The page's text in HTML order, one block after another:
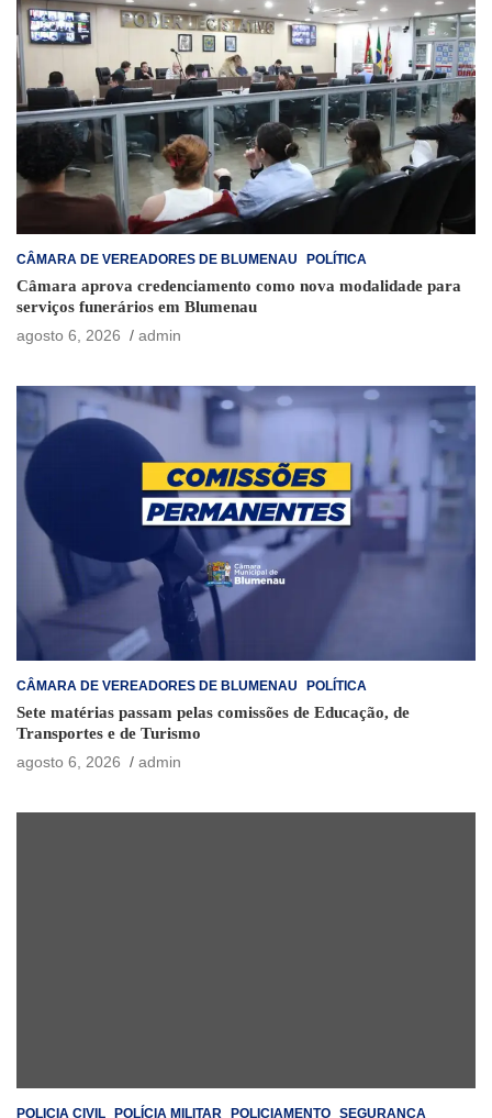
CÂMARA DE VEREADORES DE BLUMENAU POLÍTICA
Câmara aprova credenciamento como nova modalidade para
serviços funerários em Blumenau
agosto 6, 2026
admin
CÂMARA DE VEREADORES DE BLUMENAU POLÍTICA
Sete matérias passam pelas comissões de Educação, de
Transportes e de Turismo
agosto 6, 2026
admin
POLICIA CIVIL POLÍCIA MILITAR POLICIAMENTO SEGURANÇA